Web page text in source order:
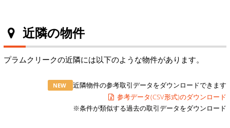
近隣の物件
プラムクリークの近隣には以下のような物件があります。
NEW
近隣物件の参考取引データをダウンロードできます
参考データ(CSV形式)のダウンロード
※条件が類似する過去の取引データをダウンロード